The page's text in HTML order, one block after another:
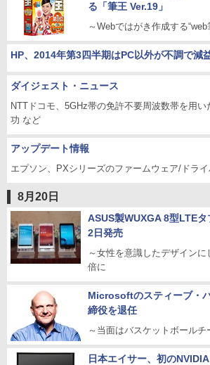
る「筆王 Ver.19」
～Webではがき作成する
HP、2014年第3四半期はPC以外が不調で減
ダイジェスト・ニュース
NTTドコモ、5GHz帯の免許不要周波数帯を用
功 など
アップデート情報
エプソン、PXシリーズのファームウェア/ドラ
8月20日
ASUS製WUXGA 8型LTE
2日発売
～女性を意識したデザイン
倍に
Microsoftのスティーブ・
締役を退任
～当面はバスケットボールチ
日本エイサー、初の